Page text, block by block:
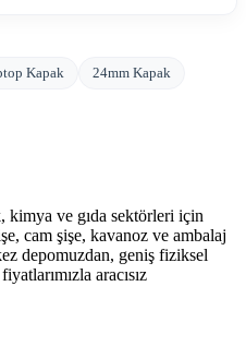
Kapak
24mm Kapak
kimya ve gıda sektörleri için
cam şişe, kavanoz ve ambalaj
depomuzdan, geniş fiziksel
aracısız